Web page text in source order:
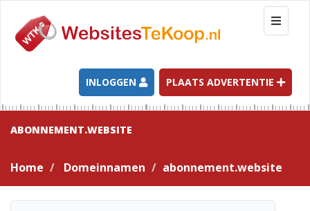
T
o
g
l
e
n
g
a
t
INLOGGEN PLAATS ADVERTENTIE
ABONNEMENT.WEBSITE
Home Domeinnamen abonnement.website